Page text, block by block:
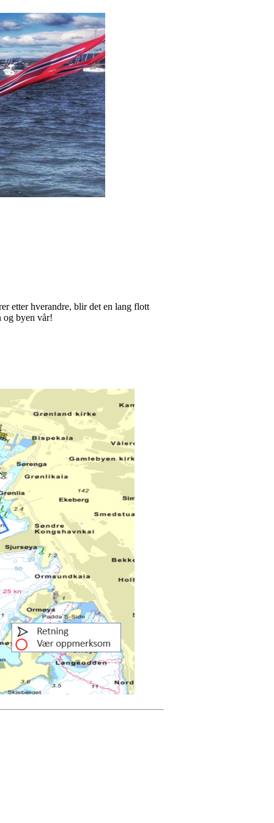
etter hverandre, blir det en lang flott
og byen vår!